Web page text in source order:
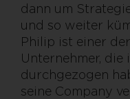
dann um
und so weiter
Philip ist einer
Unternehmer,
durchgezogen
seine Company